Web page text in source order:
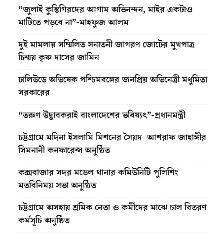
“জুলাই কুস্তিগিরদের আগাম অভিনন্দন, মাইর একটাও
মাটিতে পড়বে না”-মাহফুজ আলম
দুই মামলায় সম্মিলিত সনাতনী জাগরণ জোটের মুখপাত্র
চিন্ময় কৃষ্ণ দাসের জামিন
ঢালিউডে অভিষেক পশ্চিমবঙ্গের জনপ্রিয় অভিনেত্রী মধুমিতা
সরকারের
“তরুণ উদ্ভাবকরাই বাংলাদেশের ভবিষ্যৎ”-প্রধানমন্ত্রী
চট্টগ্রামে মদিনা ইসলামি মিশনের সৈয়দ আশরাফ জাহাঙ্গীর
সিমনানী কনফারেন্স অনুষ্ঠিত
কক্সবাজার সদর মডেল থানার কমিউনিটি পুলিশিং
মতবিনিময় সভা অনুষ্ঠিত
চট্টগ্রামে অসহায় শ্রমিক নেতা ও কর্মীদের মাঝে চাল বিতরণ
কর্মসূচি অনুষ্ঠিত